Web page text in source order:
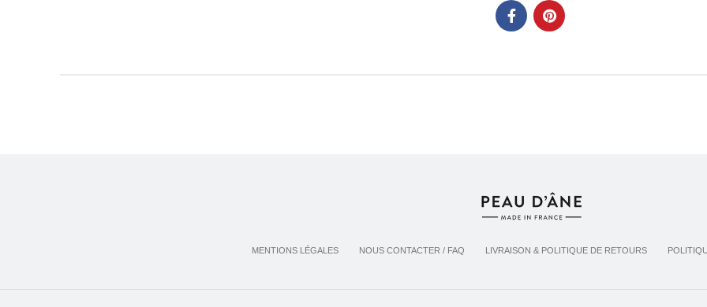
MENTIONS LÉGALES NOUS CONTACTER / FAQ LIVRAISON & POLITIQUE DE RETOURS